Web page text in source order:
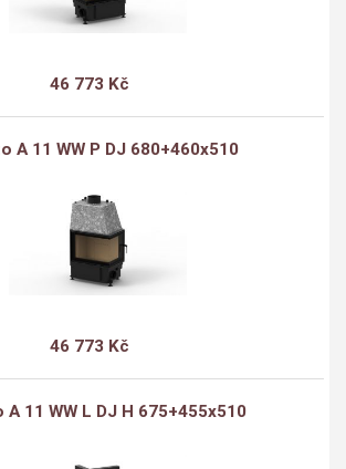
46 773 Kč
A 11 WW P DJ 680+460x510
46 773 Kč
11 WW L DJ H 675+455x510